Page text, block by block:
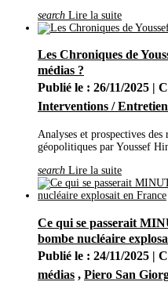
Janvier(37)
2021(401)
Novembre(42)
Octobre
Septembre(37)
Août(28)
Juillet (19)
Mai(46)
Avril(40)
Février(20)
Janvier(23)
2020(209)
Novembre(25)
Octobre(28)
Septembre(16)
Août(11)
Juillet (17)
Juin(19)
search Lire la suite
Les Chroniques de
médias ?
Publié le : 26/11/2025 |
Interventions /
Analyses et prospectives des
géopolitiques par Youssef
search Lire la suite
Ce qui se passerait
bombe nucléaire
Publié le : 24/11/2025 |
médias , Piero San